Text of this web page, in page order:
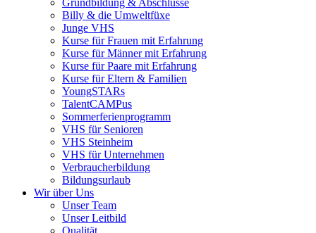
Grundbildung & Abschlüsse
Billy & die Umweltfüxe
Junge VHS
Kurse für Frauen mit Erfahrung
Kurse für Männer mit Erfahrung
Kurse für Paare mit Erfahrung
Kurse für Eltern & Familien
YoungSTARs
TalentCAMPus
Sommerferienprogramm
VHS für Senioren
VHS Steinheim
VHS für Unternehmen
Verbraucherbildung
Bildungsurlaub
Wir über Uns
Unser Team
Unser Leitbild
Qualität